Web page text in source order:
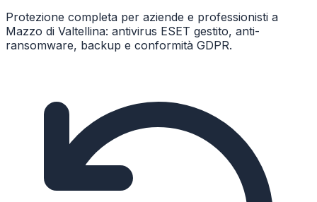
Protezione completa per aziende e professionisti a
Mazzo di Valtellina: antivirus ESET gestito, anti-
ransomware, backup e conformità GDPR.